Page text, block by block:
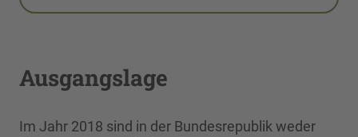
Ausgangslage
Im Jahr 2018 sind in der Bundesrepublik weder